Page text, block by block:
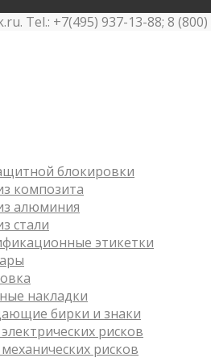
Tel.: +7(495) 937-13-88; 8
блокировки
композита
алюминия
стали
этикетки
накладки
бирки и знаки
рисков
рисков